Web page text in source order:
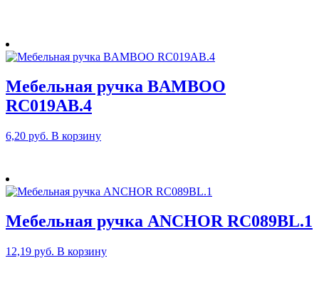
Мебельная ручка BAMBOO
RC019AB.4
6,20 руб. В корзину
Мебельная ручка ANCHOR RC089BL.1
12,19 руб. В корзину